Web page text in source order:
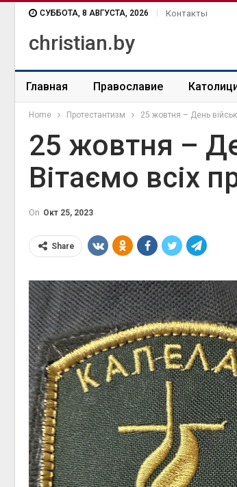
СУББОТА, 8 АВГУСТА, 2026 Контакты
christian.by
Главная Православие
Home Протестантизм 25 жовтня – День
25 жовтня –
Вітаємо всіх
On Окт 25, 2023
Share